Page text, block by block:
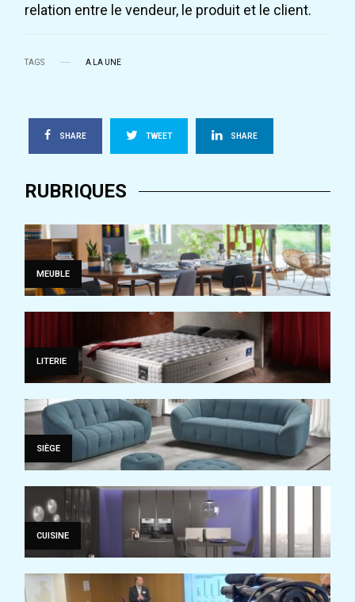
relation entre le vendeur, le produit et le client.
TAGS A LA UNE
SHARE TWEET SHARE
RUBRIQUES
MEUBLE
LITERIE
SIÈGE
CUISINE